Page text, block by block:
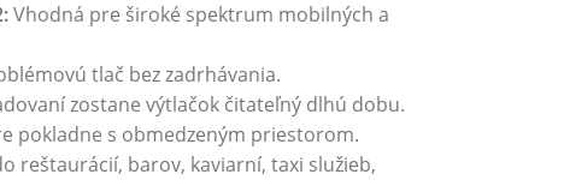
Vhodná pre široké spektrum mobilných a
tlač bez zadrhávania.
zostane výtlačok čitateľný dlhú dobu.
pokladne s obmedzeným priestorom.
reštaurácií, barov, kaviarní, taxi služieb,